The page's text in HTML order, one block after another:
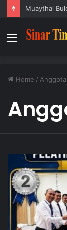
Muaythai
Menu
Home / Anggota